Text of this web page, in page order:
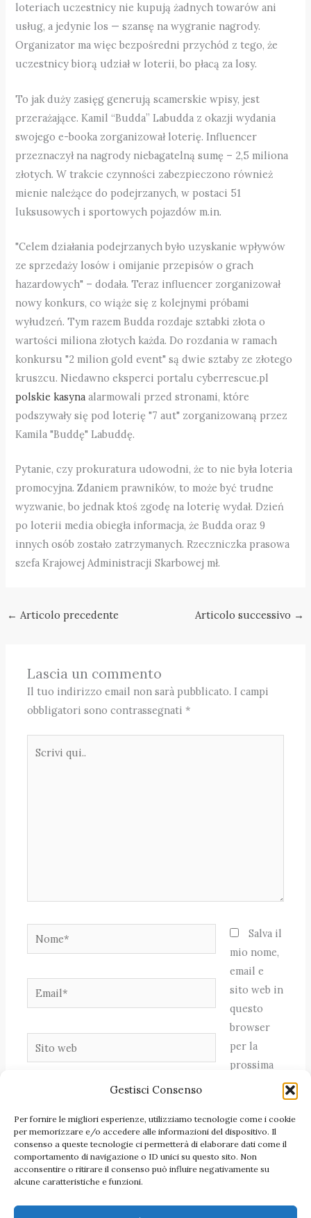
Gestisci Consenso
Per fornire le migliori esperienze, utilizziamo tecnologie come i cookie
per memorizzare e/o accedere alle informazioni del dispositivo. Il
consenso a queste tecnologie ci permetterà di elaborare dati come il
comportamento di navigazione o ID unici su questo sito. Non
acconsentire o ritirare il consenso può influire negativamente su
alcune caratteristiche e funzioni.
loteriach uczestnicy nie kupują żadnych towarów ani
usług, a jedynie los — szansę na wygranie nagrody.
Organizator ma więc bezpośredni przychód z tego, że
uczestnicy biorą udział w loterii, bo płacą za losy.
To jak duży zasięg generują scamerskie wpisy, jest
przerażające. Kamil “Budda” Labudda z okazji wydania
swojego e-booka zorganizował loterię. Influencer
przeznaczył na nagrody niebagatelną sumę – 2,5 miliona
złotych. W trakcie czynności zabezpieczono również
mienie należące do podejrzanych, w postaci 51
luksusowych i sportowych pojazdów m.in.
"Celem działania podejrzanych było uzyskanie wpływów
ze sprzedaży losów i omijanie przepisów o grach
hazardowych" – dodała. Teraz influencer zorganizował
nowy konkurs, co wiąże się z kolejnymi próbami
wyłudzeń. Tym razem Budda rozdaje sztabki złota o
wartości miliona złotych każda. Do rozdania w ramach
konkursu "2 milion gold event" są dwie sztaby ze złotego
kruszcu. Niedawno eksperci portalu cyberrescue.pl
polskie kasyna alarmowali przed stronami, które
podszywały się pod loterię "7 aut" zorganizowaną przez
Kamila "Buddę" Labuddę.
Pytanie, czy prokuratura udowodni, że to nie była loteria
promocyjna. Zdaniem prawników, to może być trudne
wyzwanie, bo jednak ktoś zgodę na loterię wydał. Dzień
po loterii media obiegła informacja, że Budda oraz 9
innych osób zostało zatrzymanych. Rzeczniczka prasowa
szefa Krajowej Administracji Skarbowej mł.
← Articolo precedente Articolo successivo →
Lascia un commento
Il tuo indirizzo email non sarà pubblicato. I campi
obbligatori sono contrassegnati*
Nome*
Email*
Sito
web
Salva il
mio nome,
email e
sito web in
questo
browser
per la
prossima